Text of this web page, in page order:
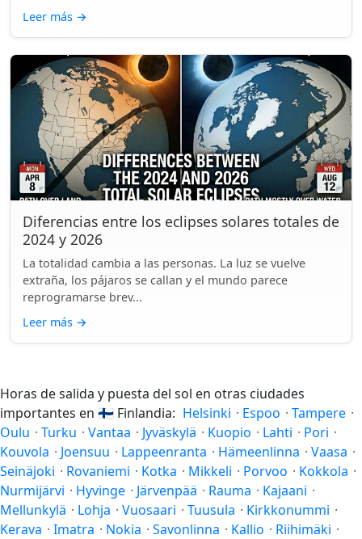
Leer más →
Diferencias entre los eclipses solares totales de
2024 y 2026
La totalidad cambia a las personas. La luz se vuelve
extraña, los pájaros se callan y el mundo parece
reprogramarse brev...
Leer más →
Horas de salida y puesta del sol en otras ciudades
importantes en 🇫🇮 Finlandia: Helsinki · Espoo · Tampere ·
Oulu · Turku · Vantaa · Jyväskylä · Kuopio · Lahti · Pori ·
Kouvola · Joensuu · Lappeenranta · Hämeenlinna · Vaasa ·
Seinäjoki · Rovaniemi · Kotka · Mikkeli · Porvoo · Kokkola ·
Nurmijärvi · Hyvinge · Järvenpää · Rauma · Kajaani ·
Mellunkylä · Lohja · Vuosaari · Tuusula · Kirkkonummi ·
Kerava · Imatra · Nokia · Savonlinna · Kallio · Riihimäki ·